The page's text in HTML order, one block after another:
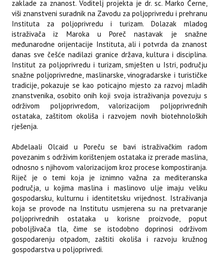
zaklade za znanost. Voditelj projekta je dr. sc. Marko Černe,
viši znanstveni suradnik na Zavodu za poljoprivredu i prehranu
Instituta za poljoprivredu i turizam. Dolazak mladog
istraživača iz Maroka u Poreč nastavak je snažne
međunarodne orijentacije Instituta, ali i potvrda da znanost
danas sve češće nadilazi granice država, kultura i disciplina.
Institut za poljoprivredu i turizam, smješten u Istri, području
snažne poljoprivredne, maslinarske, vinogradarske i turističke
tradicije, pokazuje se kao poticajno mjesto za razvoj mladih
znanstvenika, osobito onih koji svoja istraživanja povezuju s
održivom poljoprivredom, valorizacijom poljoprivrednih
ostataka, zaštitom okoliša i razvojem novih biotehnoloških
rješenja.
Abdelaali Olcaid u Poreču se bavi istraživačkim radom
povezanim s održivim korištenjem ostataka iz prerade maslina,
odnosno s njihovom valorizacijom kroz procese kompostiranja.
Riječ je o temi koja je iznimno važna za mediteranska
područja, u kojima maslina i maslinovo ulje imaju veliku
gospodarsku, kulturnu i identitetsku vrijednost. Istraživanja
koja se provode na Institutu usmjerena su na pretvaranje
poljoprivrednih ostataka u korisne proizvode, poput
poboljšivača tla, čime se istodobno doprinosi održivom
gospodarenju otpadom, zaštiti okoliša i razvoju kružnog
gospodarstva u poljoprivredi.